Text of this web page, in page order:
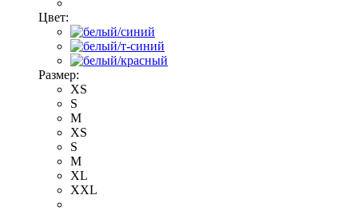
Цвет:
Размер:
XS
S
M
XS
S
M
XL
XXL